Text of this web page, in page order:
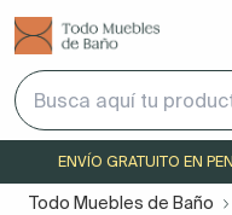
ENVÍO GRATUITO EN
Todo Muebles de Baño